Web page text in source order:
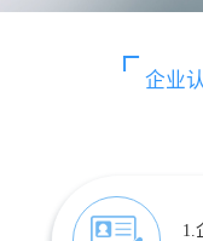
企业
1.